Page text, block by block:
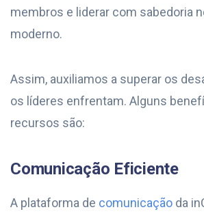
membros e liderar com sabedoria
moderno.
Assim, auxiliamos a superar os
os líderes enfrentam. Alguns
recursos são:
Comunicação Eficiente
A plataforma de comunicação da